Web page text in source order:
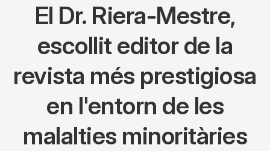
El Dr. Riera-Mestre,
escollit editor de la
revista més prestigiosa
en l'entorn de les
malalties minoritàries